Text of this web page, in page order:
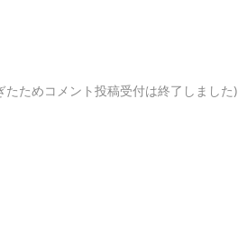
ためコメント投稿受付は終了しました)